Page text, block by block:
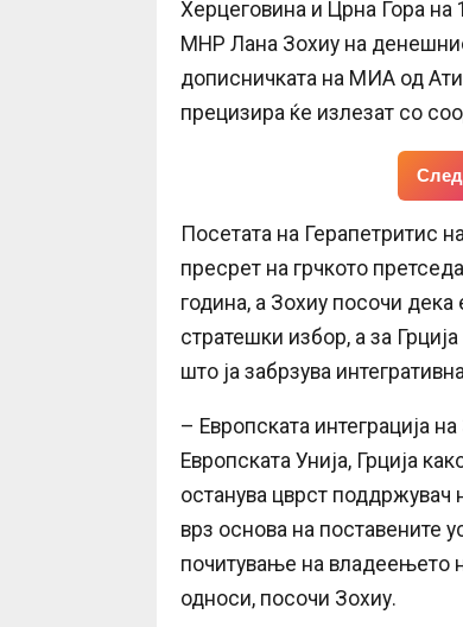
Херцеговина и Црна Гора на
МНР Лана Зохиу на
дописничката на МИА од
прецизира ќе излезат со
Посетата на Герапетритис
пресрет на грчкото
година, а Зохиу посочи дека
стратешки избор, а за
што ја забрзува
– Европската интеграција
Европската Унија, Грција
останува цврст поддржувач
врз основа на поставените
почитување на владеењето
односи, посочи Зохиу.